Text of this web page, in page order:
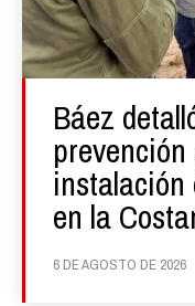
Báez
instalación
en la
6 DE AGOSTO DE 2026